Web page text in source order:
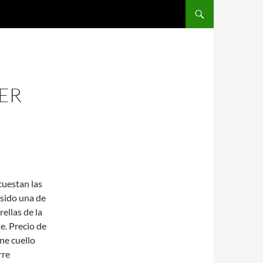
las
una de
de la
Precio de
cuello